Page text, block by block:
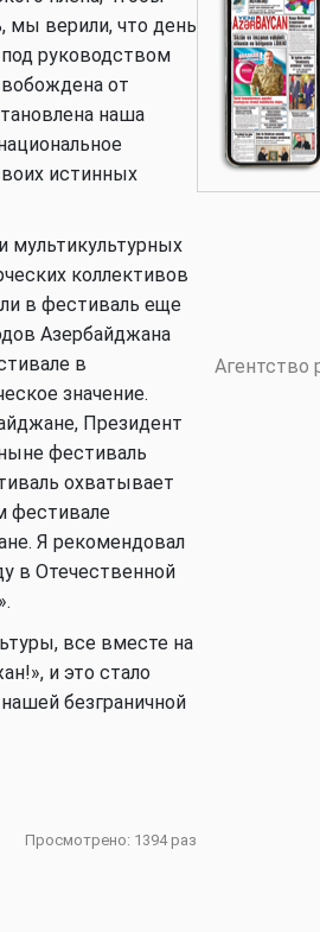
мы верили, что день
руководством
от
наша
истинных
мультикультурных
коллективов
в фестиваль еще
Азербайджана
в
значение.
Президент
фестиваль
охватывает
фестивале
Я рекомендовал
в Отечественной
все вместе на
и это стало
безграничной
Просмотрено: 1394 раз
Аналитика
Агентство